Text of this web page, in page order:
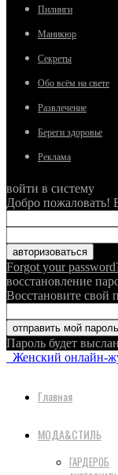
Пилинги
Маникюр
Секреты
Обо всём на свете
Развлечение
Береги здоровье
Реклама
войти в систему
Добро пожаловать!
Forgot your
восстановление
Восстановите свой
Пароль будет
Женский онлайн-
Главная
МОДА&СТИЛЬ
ГАРДЕРОБ